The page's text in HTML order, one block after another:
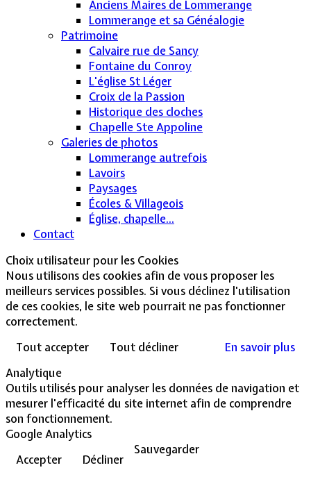
Anciens Maires de Lommerange
Lommerange et sa Généalogie
Patrimoine
Calvaire rue de Sancy
Fontaine du Conroy
L'église St Léger
Croix de la Passion
Historique des cloches
Chapelle Ste Appoline
Galeries de photos
Lommerange autrefois
Lavoirs
Paysages
Écoles & Villageois
Église, chapelle...
Contact
Choix utilisateur pour les Cookies
Nous utilisons des cookies afin de vous proposer les
meilleurs services possibles. Si vous déclinez l'utilisation
de ces cookies, le site web pourrait ne pas fonctionner
correctement.
Tout accepter
Tout décliner
En savoir plus
Analytique
Outils utilisés pour analyser les données de navigation et
mesurer l'efficacité du site internet afin de comprendre
son fonctionnement.
Google Analytics
Accepter
Décliner
Sauvegarder